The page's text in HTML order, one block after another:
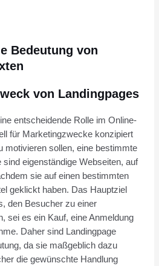
Bedeutung von
von Landingpages
entscheidende Rolle im Online-
für Marketingzwecke konzipiert
motivieren sollen, eine bestimmte
eigenständige Webseiten, auf
sie auf einen bestimmten
geklickt haben. Das Hauptziel
den Besucher zu einer
sei es ein Kauf, eine Anmeldung
Daher sind Landingpage
da sie maßgeblich dazu
die gewünschte Handlung